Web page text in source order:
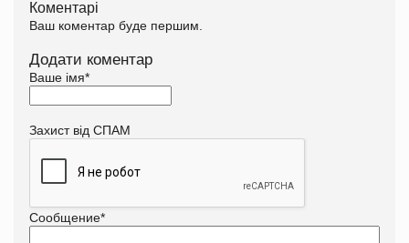
Коментарі
Ваш коментар буде першим.
Додати коментар
Ваше імя*
Захист від СПАМ
Сообщение*